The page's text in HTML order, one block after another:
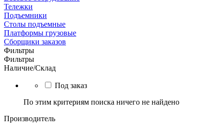
Тележки
Подъемники
Столы подъемные
Платформы грузовые
Сборщики заказов
Фильтры
Фильтры
Наличие/Склад
Под заказ
По этим критериям поиска ничего не найдено
Производитель